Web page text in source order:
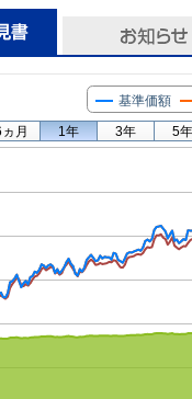
基準価額
月 1年 3年 5年